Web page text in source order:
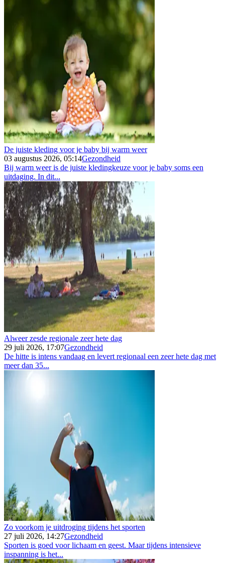
De juiste kleding voor je baby bij warm weer
03 augustus 2026, 05:14Gezondheid
Bij warm weer is de juiste kledingkeuze voor je baby soms een
uitdaging. In dit...
Alweer zesde regionale zeer hete dag
29 juli 2026, 17:07Gezondheid
De hitte is intens vandaag en levert regionaal een zeer hete dag met
meer dan 35...
Zo voorkom je uitdroging tijdens het sporten
27 juli 2026, 14:27Gezondheid
Sporten is goed voor lichaam en geest. Maar tijdens intensieve
inspanning is het...